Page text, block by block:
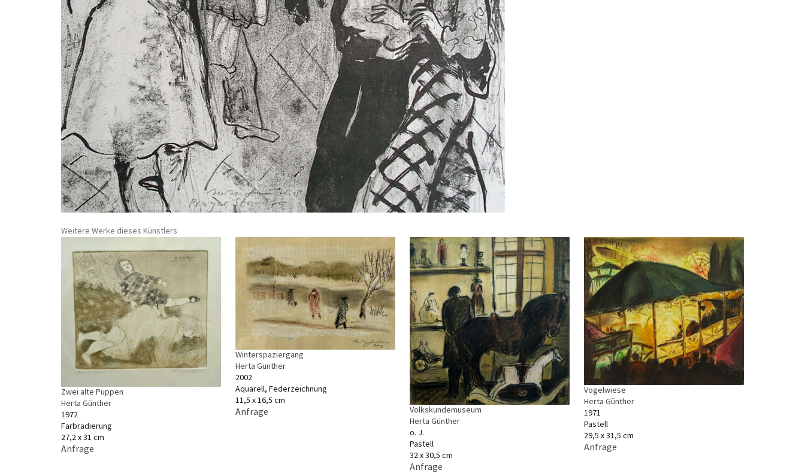
Weitere Werke dieses Künstlers
Zwei alte Puppen
Herta Günther
1972
Farbradierung
27,2 x 31 cm
Anfrage
Winterspaziergang
Herta Günther
2002
Aquarell, Federzeichnung
11,5 x 16,5 cm
Anfrage
Volkskundemuseum
Herta Günther
o. J.
Pastell
32 x 30,5 cm
Anfrage
Vogelwiese
Herta Günther
1971
Pastell
29,5 x 31,5 cm
Anfrage